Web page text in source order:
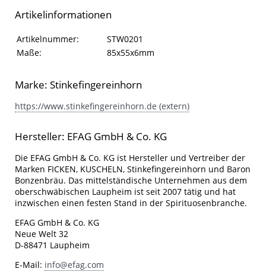
Artikelinformationen
Artikelinformationen
Eigenschaft Wert
Artikelnummer:
STW0201
Maße:
85x55x6mm
Marke: Stinkefingereinhorn
https://www.stinkefingereinhorn.de (extern)
Hersteller: EFAG GmbH & Co. KG
Die EFAG GmbH & Co. KG ist Hersteller und Vertreiber der
Marken FICKEN, KUSCHELN, Stinkefingereinhorn und Baron
Bonzenbräu. Das mittelständische Unternehmen aus dem
oberschwäbischen Laupheim ist seit 2007 tätig und hat
inzwischen einen festen Stand in der Spirituosenbranche.
EFAG GmbH & Co. KG
Neue Welt 32
D-88471 Laupheim
E-Mail: info@efag.com